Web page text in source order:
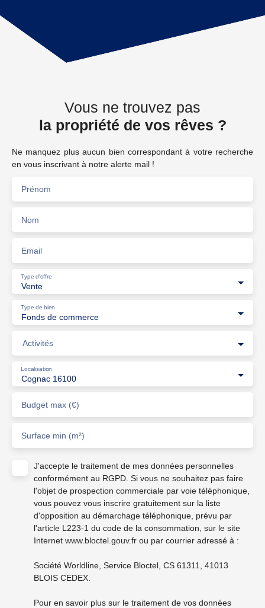
Vous ne trouvez pas
la propriété de vos rêves ?
Ne manquez plus aucun bien correspondant à votre recherche
en vous inscrivant à notre alerte mail !
Prénom
Nom
Email
Vente
Type d'offre
Fonds de commerce
Type de bien
Activités
Cognac 16100
Localisation
Budget max (€)
Surface min (m²)
J'accepte le traitement de mes données personnelles
conformément au RGPD. Si vous ne souhaitez pas faire
l'objet de prospection commerciale par voie téléphonique,
vous pouvez vous inscrire gratuitement sur la liste
d'opposition au démarchage téléphonique, prévu par
l'article L223-1 du code de la consommation, sur le site
Internet www.bloctel.gouv.fr ou par courrier adressé à :
Société Worldline, Service Bloctel, CS 61311, 41013
BLOIS CEDEX.
Pour en savoir plus sur le traitement de vos données